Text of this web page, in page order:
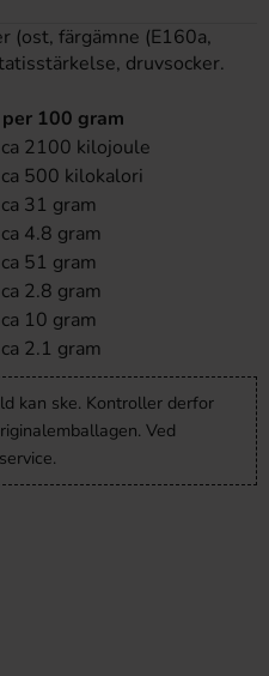
(ost, färgämne (E160a,
druvsocker.
100 gram
ca 2100 kilojoule
ca 500 kilokalori
ca 31 gram
ca 4.8 gram
ca 51 gram
ca 2.8 gram
ca 10 gram
ca 2.1 gram
kan ske. Kontroller derfor
Ved